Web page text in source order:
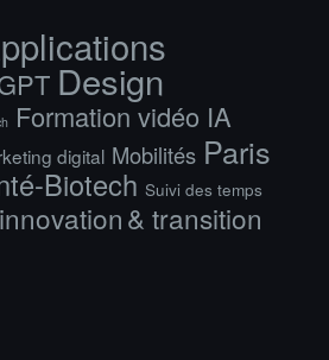
Design
Formation vidéo IA
digital Mobilités Paris
Biotech Suivi des temps
& transition